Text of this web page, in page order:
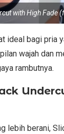
with High Fade
ideal bagi pria
wajah dan
rambutnya.
lebih berani,